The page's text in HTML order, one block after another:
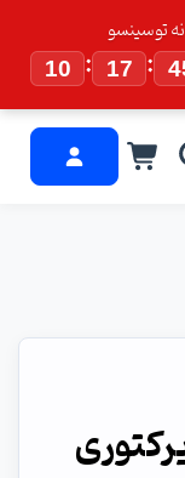
توسینسو
10
: 17 :